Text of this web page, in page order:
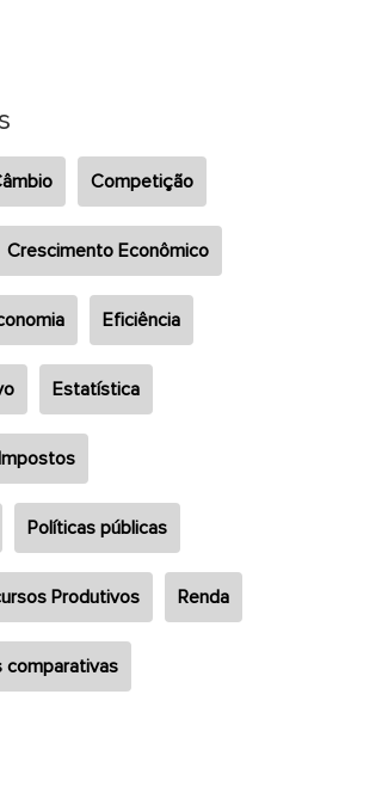
Competição
Crescimento Econômico
Eficiência
Estatística
Políticas públicas
Produtivos Renda
comparativas